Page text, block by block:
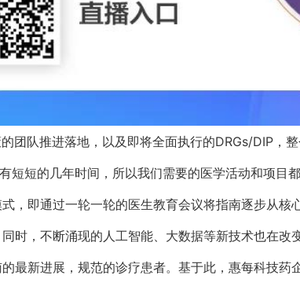
团队推进落地，以及即将全面执行的DRGs/DIP，
短短的几年时间，所以我们需要的医学活动和项目
，即通过一轮一轮的医生教育会议将指南逐步从
时，不断涌现的人工智能、大数据等新技术也在
最新进展，规范的诊疗患者。基于此，惠每科技